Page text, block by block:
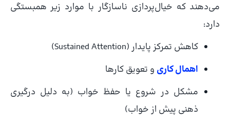
می‌دهند که خیال‌پردازی ناسازگار با موارد زیر همبستگی
دارد:
کاهش تمرکز پایدار (Sustained Attention)
اهمال‌ کاری و تعویق کارها
مشکل در شروع یا حفظ خواب (به دلیل درگیری
ذهنی پیش از خواب)